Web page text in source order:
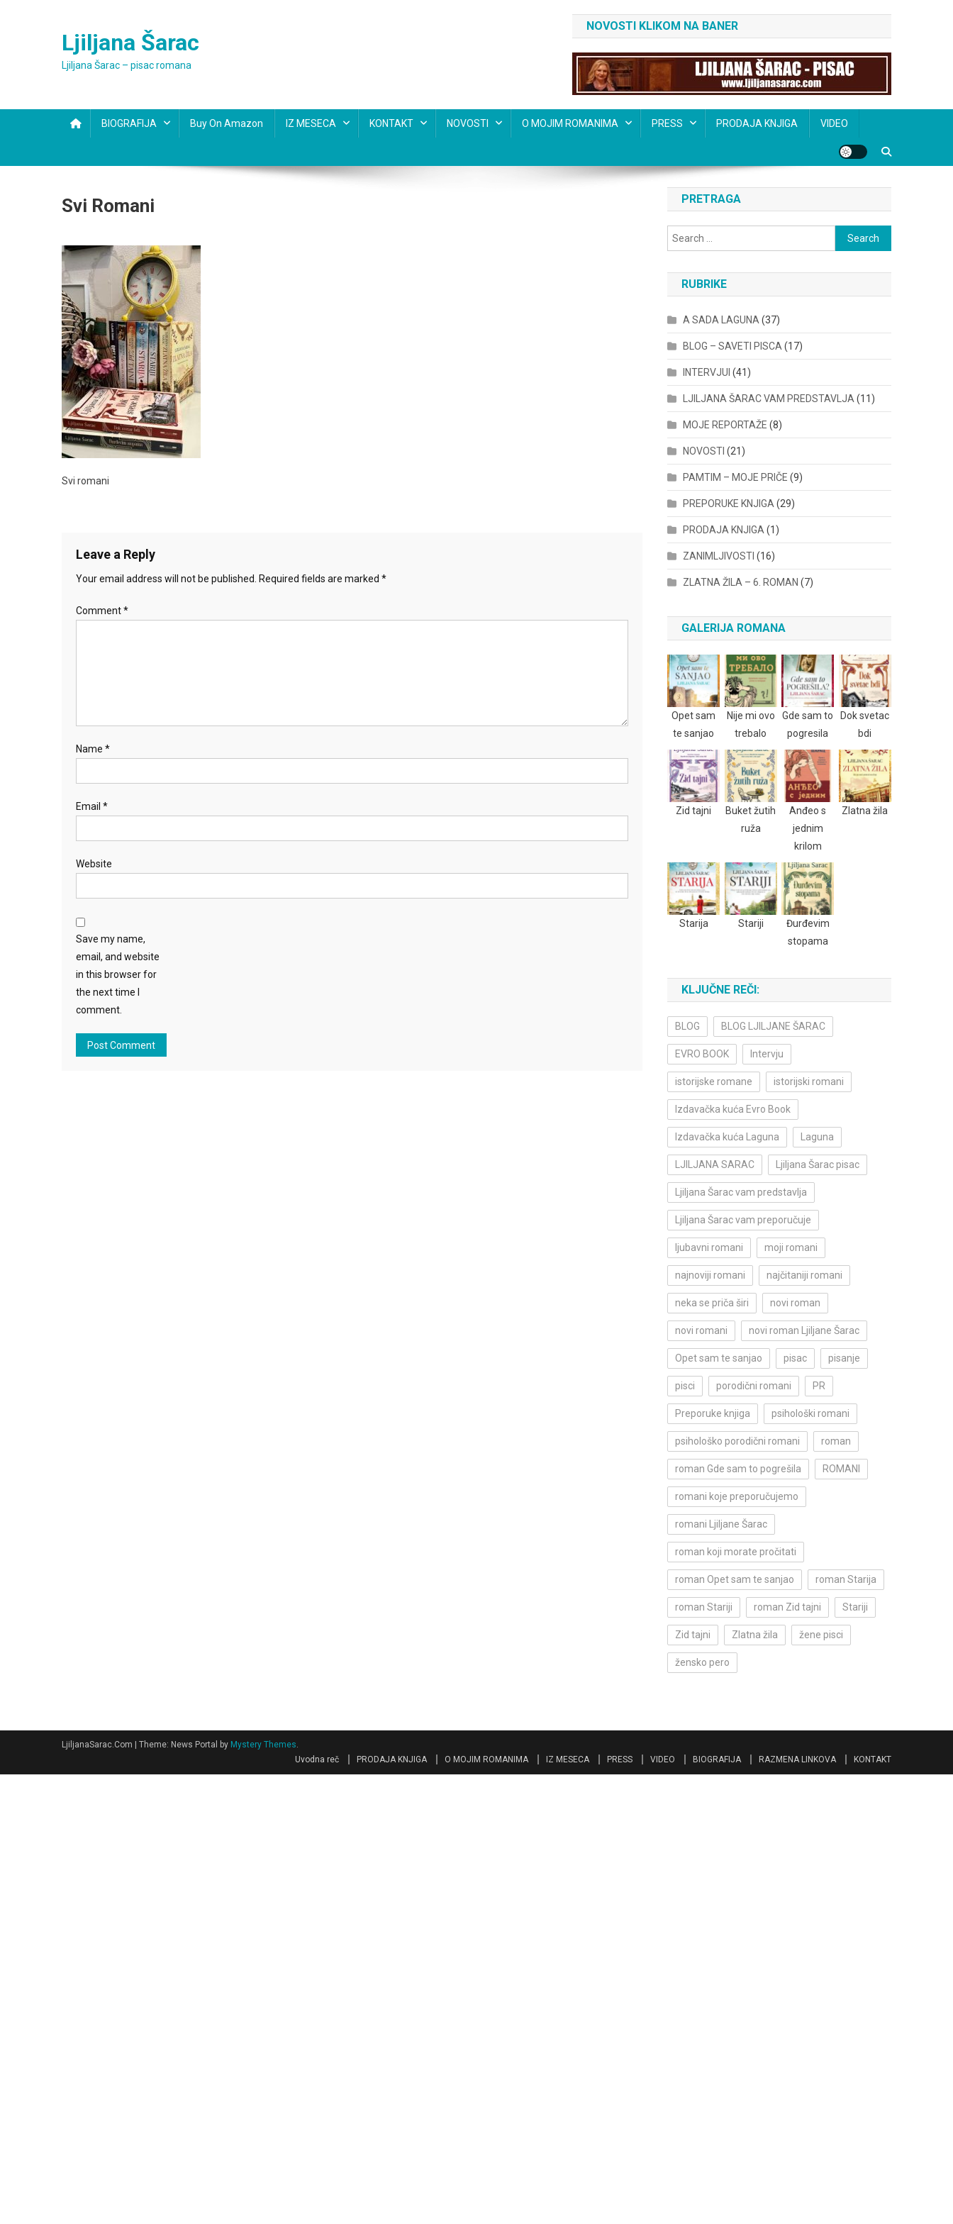
Ljiljana Šarac
Ljiljana Šarac – pisac romana
NOVOSTI KLIKOM NA BANER
BIOGRAFIJA Buy On Amazon IZ MESECA KONTAKT NOVOSTI O MOJIM ROMANIMA PRESS PRODAJA KNJIGA VIDEO
Svi Romani
Svi romani
Leave a Reply
Your email address will not be published. Required fields are marked *
Comment*
Name *
Email *
Website
Save my name,
email, and website
in this browser for
the next time I
comment.
PRETRAGA
Search
for:
RUBRIKE
A SADA LAGUNA (37)
BLOG – SAVETI PISCA (17)
INTERVJUI (41)
LJILJANA ŠARAC VAM PREDSTAVLJA (11)
MOJE REPORTAŽE (8)
NOVOSTI (21)
PAMTIM – MOJE PRIČE (9)
PREPORUKE KNJIGA (29)
PRODAJA KNJIGA (1)
ZANIMLJIVOSTI (16)
ZLATNA ŽILA – 6. ROMAN (7)
GALERIJA ROMANA
Opet sam
te sanjao
Nije mi ovo
trebalo
Gde sam to
pogresila
Dok svetac
bdi
Zid tajni
Buket žutih
ruža
Anđeo s
jednim
krilom
Zlatna žila
Starija Stariji
Đurđevim
stopama
KLJUČNE REČI:
BLOG BLOG LJILJANE ŠARAC
EVRO BOOK Intervju
istorijske romane istorijski romani
Izdavačka kuća Evro Book
Izdavačka kuća Laguna Laguna
LJILJANA SARAC Ljiljana Šarac pisac
Ljiljana Šarac vam predstavlja
Ljiljana Šarac vam preporučuje
ljubavni romani moji romani
najnoviji romani najčitaniji romani
neka se priča širi novi roman
novi romani novi roman Ljiljane Šarac
Opet sam te sanjao pisac pisanje
pisci porodični romani PR
Preporuke knjiga psihološki romani
psihološko porodični romani roman
roman Gde sam to pogrešila ROMANI
romani koje preporučujemo
romani Ljiljane Šarac
roman koji morate pročitati
roman Opet sam te sanjao roman Starija
roman Stariji roman Zid tajni Stariji
Zid tajni Zlatna žila žene pisci
žensko pero
LjiljanaSarac.Com Theme: News Portal by Mystery Themes.
Uvodna reč
PRODAJA KNJIGA O MOJIM ROMANIMA IZ MESECA PRESS VIDEO BIOGRAFIJA RAZMENA LINKOVA KONTAKT